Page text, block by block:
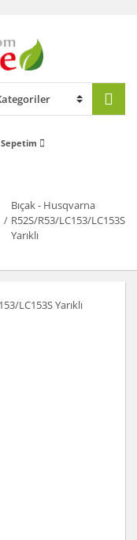
Sepetim
Bıçak - Husqvarna
R52S/R53/LC153/LC153S
Yarıklı